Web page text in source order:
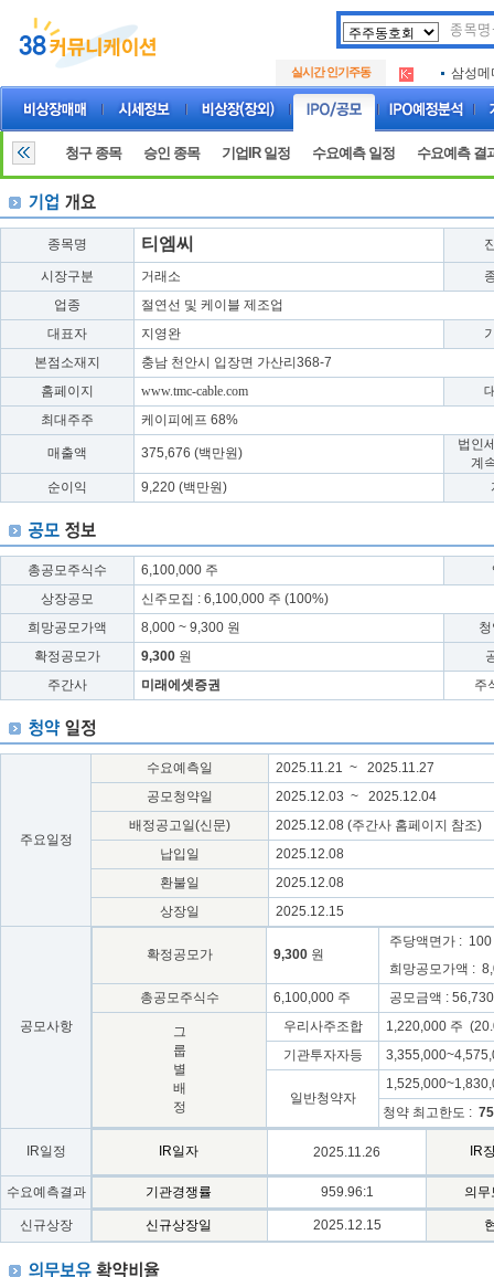
실시간 인기주동
두나무
.
삼성메
루켄테
.
삼성메
청구 종목 승인 종목 기업IR 일정 수요예측 일정 수요예측 결
종목명 티엠씨
시장구분 거래소
업종
절연선 및 케이블 제조업
대표자
지영완
본점소재지
충남 천안시 입장면 가산리368-7
홈페이지
www.tmc-cable.com
최대주주
케이피에프 68%
매출액 375,676 (백만원)
법인
계
순이익
9,220 (백만원)
총공모주식수 6,100,000 주
상장공모
신주모집 : 6,100,000 주 (100%)
희망공모가액
8,000 ~ 9,300 원
확정공모가
9,300 원
주간사
미래에셋증권 주
주요일정
수요예측일
2025.11.21 ~ 2025.11.27
공모청약일
2025.12.03 ~ 2025.12.04
배정공고일(신문)
2025.12.08 (주간사 홈페이지 참조)
납입일
2025.12.08
환불일
2025.12.08
상장일
2025.12.15
공모사항
확정공모가 9,300 원
주당액면가 : 100
희망공모가액 :
총공모주식수
6,100,000 주 공모금액 :
그
룹
별
배
정
우리사주조합
1,220,000 주
기관투자자등
일반청약자
청약 최고한도 :
IR일정 IR일자 2025.11.26 IR
수요예측결과 기관경쟁률 959.96:1 의
신규상장 신규상장일 2025.12.15